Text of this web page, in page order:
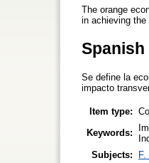
The orange
in achieving
Se define la
impacto
Item type:
Keywords:
Subjects: